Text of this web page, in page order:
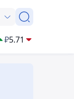
₽5.71